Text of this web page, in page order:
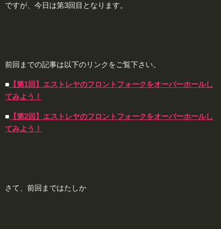
ですが、今日は第3回目となります。
前回までの記事は以下のリンクをご覧下さい。
■ 【第1回】エストレヤのフロントフォークをオーバーホールし
てみよう！
■ 【第2回】エストレヤのフロントフォークをオーバーホールし
てみよう！
さて、前回まではたしか